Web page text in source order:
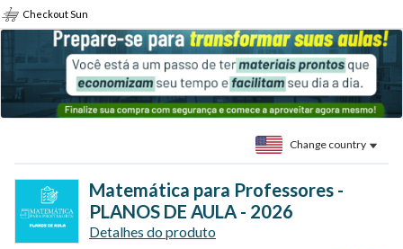
Checkout Sun
Change country
Matemática para Professores -
PLANOS DE AULA - 2026
Detalhes do produto